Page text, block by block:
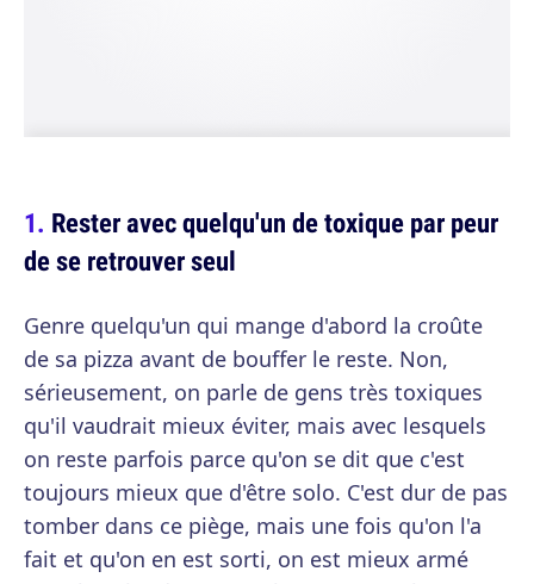
Rester avec quelqu'un de toxique par peur
de se retrouver seul
Genre quelqu'un qui mange d'abord la croûte
de sa pizza avant de bouffer le reste. Non,
sérieusement, on parle de gens très toxiques
qu'il vaudrait mieux éviter, mais avec lesquels
on reste parfois parce qu'on se dit que c'est
toujours mieux que d'être solo. C'est dur de pas
tomber dans ce piège, mais une fois qu'on l'a
fait et qu'on en est sorti, on est mieux armé